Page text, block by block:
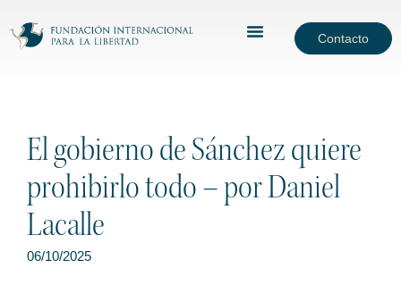
Contacto
El gobierno de Sánchez quiere
prohibirlo todo – por Daniel
Lacalle
06/10/2025